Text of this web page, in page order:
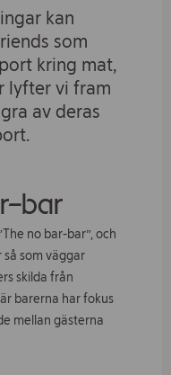
kan
som
kring mat,
lyfter vi fram
av deras
no bar-bar”, och
som väggar
skilda från
barerna har fokus
mellan gästerna